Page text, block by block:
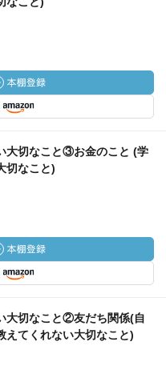
大切なこと③お金のこと (学
切なこと)
大切なこと②友だち関係(自
えてくれない大切なこと)